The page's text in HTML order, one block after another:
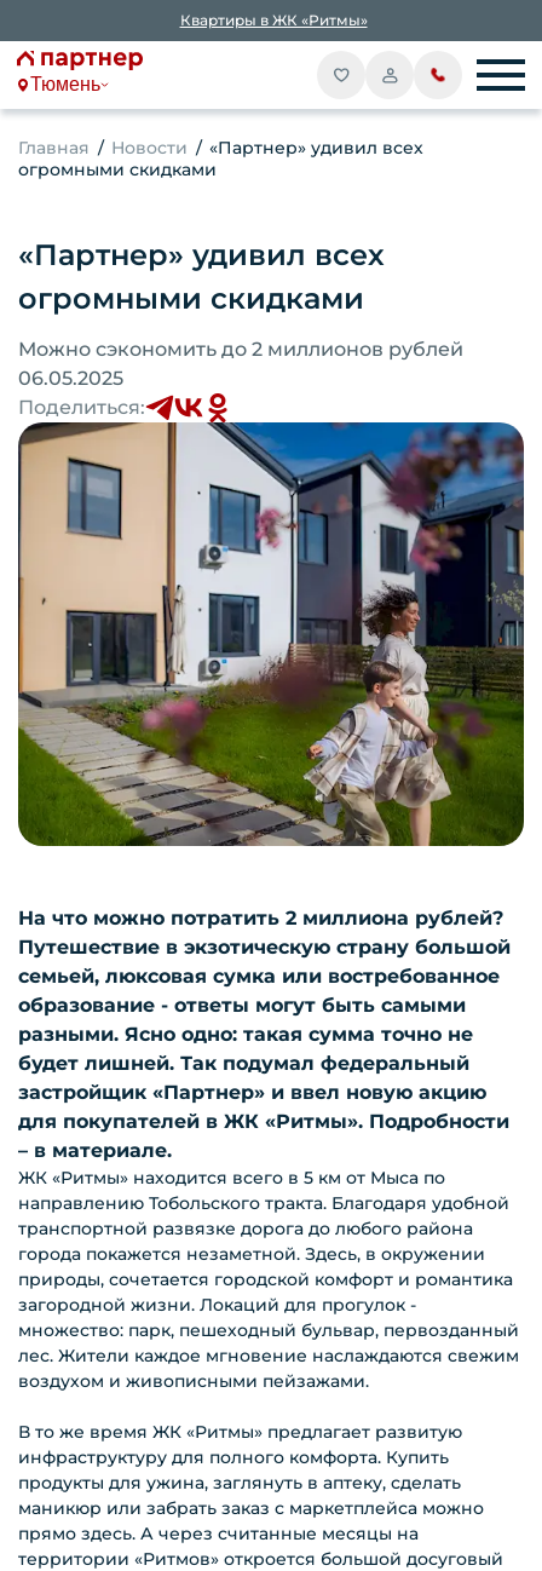
Квартиры в ЖК «Ритмы»
Тюмень
Главная Новости
«Партнер» удивил всех
огромными скидками
«Партнер» удивил всех
огромными скидками
Можно сэкономить до 2 миллионов рублей
06.05.2025
Поделиться:
На что можно потратить 2 миллиона рублей?
Путешествие в экзотическую страну большой
семьей, люксовая сумка или востребованное
образование - ответы могут быть самыми
разными. Ясно одно: такая сумма точно не
будет лишней. Так подумал федеральный
застройщик «Партнер» и ввел новую акцию
для покупателей в ЖК «Ритмы». Подробности
– в материале.
ЖК «Ритмы» находится всего в 5 км от Мыса по
направлению Тобольского тракта. Благодаря удобной
транспортной развязке дорога до любого района
города покажется незаметной. Здесь, в окружении
природы, сочетается городской комфорт и романтика
загородной жизни. Локаций для прогулок -
множество: парк, пешеходный бульвар, первозданный
лес. Жители каждое мгновение наслаждаются свежим
воздухом и живописными пейзажами.
В то же время ЖК «Ритмы» предлагает развитую
инфраструктуру для полного комфорта. Купить
продукты для ужина, заглянуть в аптеку, сделать
маникюр или забрать заказ с маркетплейса можно
прямо здесь. А через считанные месяцы на
территории «Ритмов» откроется большой досуговый